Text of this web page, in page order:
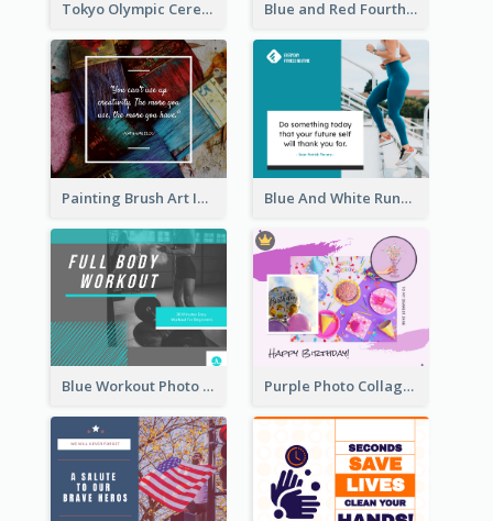
Tokyo Olympic Ceremony Facebook Post Blue and Red Fourth of July Sale Facebook Post
Painting Brush Art Inspirational quote Facebook Post Blue And White Running Quotes Fitness Routine Facebook Post
Blue Workout Photo Fitness Influencer Facebook Post Purple Photo Collage Birthday Celebration Facebook Post